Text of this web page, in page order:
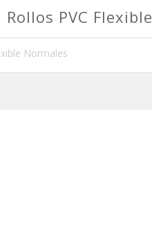
Rollos PVC Flexible
Normales